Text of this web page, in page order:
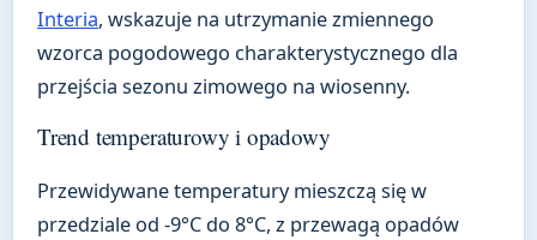
Interia, wskazuje na utrzymanie zmiennego
wzorca pogodowego charakterystycznego dla
przejścia sezonu zimowego na wiosenny.
Trend temperaturowy i opadowy
Przewidywane temperatury mieszczą się w
przedziale od -9°C do 8°C, z przewagą opadów